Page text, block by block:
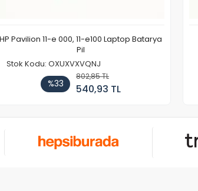
HP Pavilion 11-e 000, 11-e100 Laptop Batarya
Pil
Stok Kodu: OXUXVXVQNJ
%33
802,85 TL
540,93 TL